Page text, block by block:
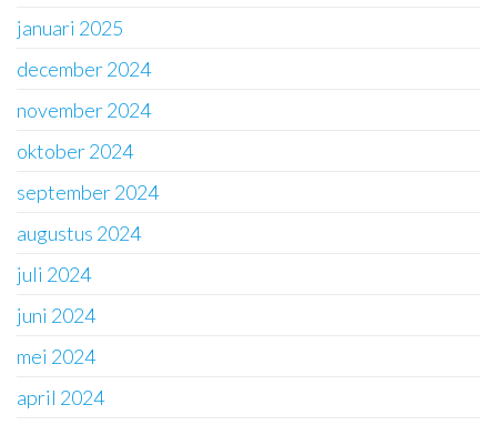
januari 2025
december 2024
november 2024
oktober 2024
september 2024
augustus 2024
juli 2024
juni 2024
mei 2024
april 2024